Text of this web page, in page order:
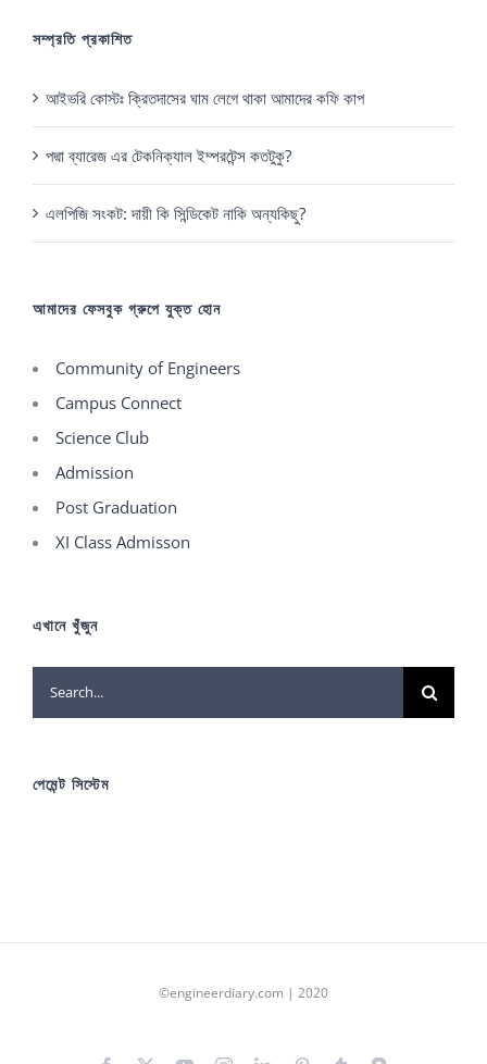
সম্প্রতি প্রকাশিত
আইভরি কোস্টঃ ক্রিতদাসের ঘাম লেগে থাকা আমাদের কফি কাপ
পদ্মা ব্যারেজ এর টেকনিক্যাল ইম্পরটেন্স কতটুকু?
এলপিজি সংকট: দায়ী কি সিন্ডিকেট নাকি অন্যকিছু?
আমাদের ফেসবুক গ্রুপে যুক্ত হোন
Community of Engineers
Campus Connect
Science Club
Admission
Post Graduation
XI Class Admisson
এখানে খুঁজুন
Search
for:
পেমেন্ট সিস্টেম
©engineerdiary.com | 2020